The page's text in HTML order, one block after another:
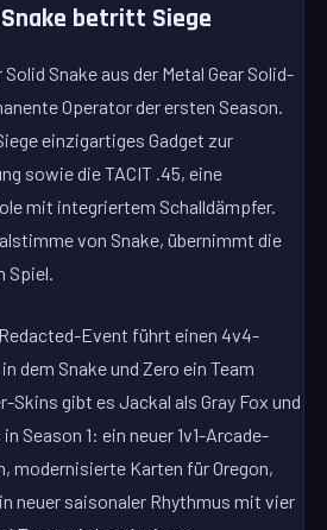
Snake betritt Siege
Snake aus der Metal Gear Solid-
Operator der ersten Season.
einzigartiges Gadget zur
sowie die TACIT .45, eine
mit integriertem Schalldämpfer.
von Snake, übernimmt die
Spiel.
Event führt einen 4v4-
dem Snake und Zero ein Team
Skins gibt es Jackal als Gray Fox und
Season 1: ein neuer 1v1-Arcade-
modernisierte Karten für Oregon,
neuer saisonaler Rhythmus mit vier